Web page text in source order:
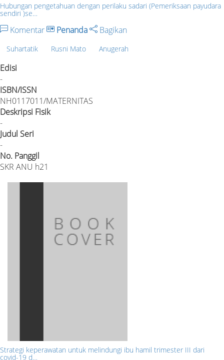
Hubungan pengetahuan dengan perilaku sadari (Pemeriksaan payudara
sendiri )se…
Komentar Penanda Bagikan
Suhartatik Rusni Mato Anugerah
Edisi
-
ISBN/ISSN
NH0117011/MATERNITAS
Deskripsi Fisik
-
Judul Seri
-
No. Panggil
SKR ANU h21
Strategi keperawatan untuk melindungi ibu hamil trimester III dari
covid-19 d…